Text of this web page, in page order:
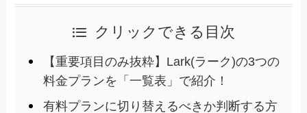
クリックできる目次
【重要項目のみ抜粋】Lark(ラーク)の3つの
料金プランを「一覧表」で紹介！
有料プランに切り替えるべきか判断する方